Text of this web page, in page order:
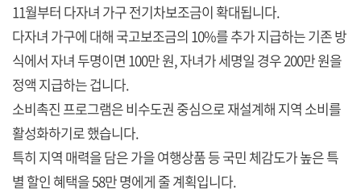
11월부터 다자녀 가구 전기차보조금이 확대됩니다.
다자녀 가구에 대해 국고보조금의 10%를 추가 지급하는 기존 방
식에서 자녀 두명이면 100만 원, 자녀가 세명일 경우 200만 원을
정액 지급하는 겁니다.
소비촉진 프로그램은 비수도권 중심으로 재설계해 지역 소비를
활성화하기로 했습니다.
특히 지역 매력을 담은 가을 여행상품 등 국민 체감도가 높은 특
별 할인 혜택을 58만 명에게 줄 계획입니다.